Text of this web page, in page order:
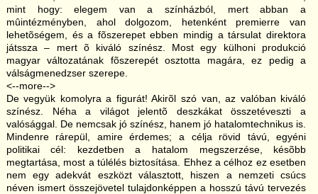
mint hogy: elegem van a színházból, mert abban a
mûintézményben, ahol dolgozom, hetenként premierre van
lehetõségem, és a fõszerepet ebben mindig a társulat direktora
játssza – mert õ kiváló színész. Most egy külhoni produkció
magyar változatának fõszerepét osztotta magára, ez pedig a
válságmenedzser szerepe.
<--more-->
De vegyük komolyra a figurát! Akirõl szó van, az valóban kiváló
színész. Néha a világot jelentõ deszkákat összetéveszti a
valósággal. De nemcsak jó színész, hanem jó hatalomtechnikus is.
Mindenre rárepül, amire érdemes; a célja rövid távú, egyéni
politikai cél: kezdetben a hatalom megszerzése, késõbb
megtartása, most a túlélés biztosítása. Ehhez a célhoz ez esetben
nem egy adekvát eszközt választott, hiszen a nemzeti csúcs
néven ismert összejövetel tulajdonképpen a hosszú távú tervezés